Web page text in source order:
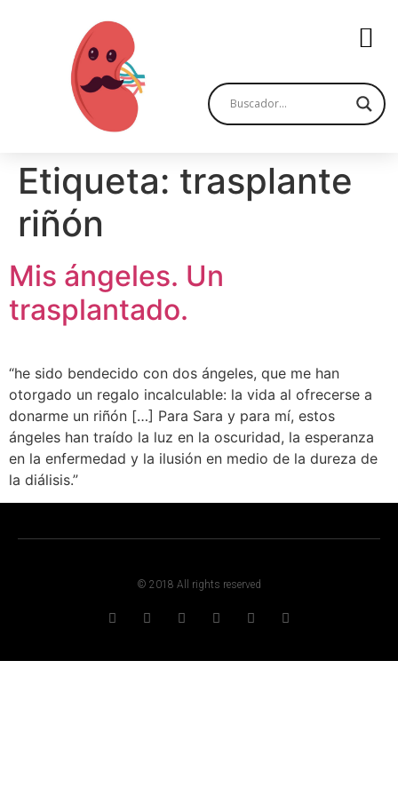
Etiqueta: trasplante
riñón
Mis ángeles. Un
trasplantado.
“he sido bendecido con dos ángeles, que me han
otorgado un regalo incalculable: la vida al ofrecerse a
donarme un riñón […] Para Sara y para mí, estos
ángeles han traído la luz en la oscuridad, la esperanza
en la enfermedad y la ilusión en medio de la dureza de
la diálisis.”
© 2018 All rights reserved